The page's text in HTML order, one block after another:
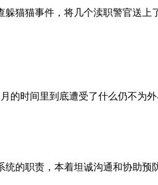
猫猫事件，将几个渎职警官送上
的时间里到底遭受了什么仍不为
的职责，本着坦诚沟通和协助预